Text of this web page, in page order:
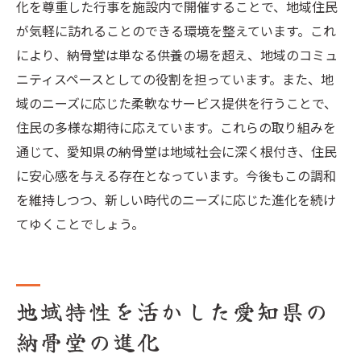
化を尊重した行事を施設内で開催することで、地域住民
が気軽に訪れることのできる環境を整えています。これ
により、納骨堂は単なる供養の場を超え、地域のコミュ
ニティスペースとしての役割を担っています。また、地
域のニーズに応じた柔軟なサービス提供を行うことで、
住民の多様な期待に応えています。これらの取り組みを
通じて、愛知県の納骨堂は地域社会に深く根付き、住民
に安心感を与える存在となっています。今後もこの調和
を維持しつつ、新しい時代のニーズに応じた進化を続け
てゆくことでしょう。
地域特性を活かした愛知県の
納骨堂の進化